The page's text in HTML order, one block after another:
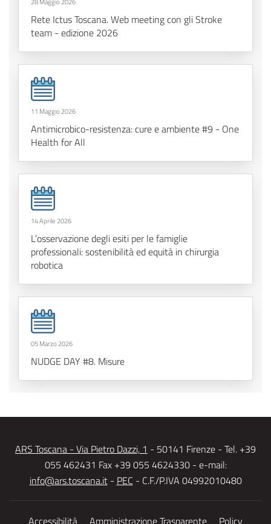
28 Maggio 2026
Rete Ictus Toscana. Web meeting con gli Stroke
team - edizione 2026
11 Maggio 2026
Antimicrobico-resistenza: cure e ambiente #9 - One
Health for All
14 Aprile 2026
L’osservazione degli esiti per le famiglie
professionali: sostenibilità ed equità in chirurgia
robotica
05 Marzo 2026
NUDGE DAY #8. Misure
ARS Toscana - Via Pietro Dazzi, 1 - 50141 Firenze - Tel. +39
055 462431 Fax +39 055 4624330 - e-mail:
info@ars.toscana.it- PEC - C.F./P.IVA 04992010480